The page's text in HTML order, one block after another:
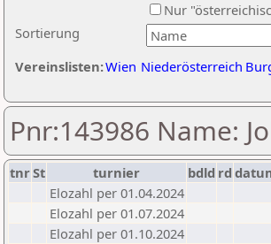
Sortierung
Nur
Vereinslisten:Wien Niederösterreich
Pnr:143986 Name:
tnrSt turnier bdld rd
Elozahl per 01.04.2024
Elozahl per 01.07.2024
Elozahl per 01.10.2024